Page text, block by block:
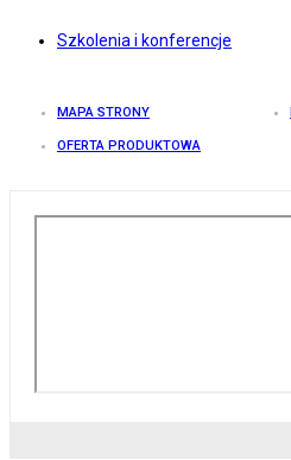
Szkolenia i konferencje
MAPA STRONY
OFERTA PRODUKTOWA